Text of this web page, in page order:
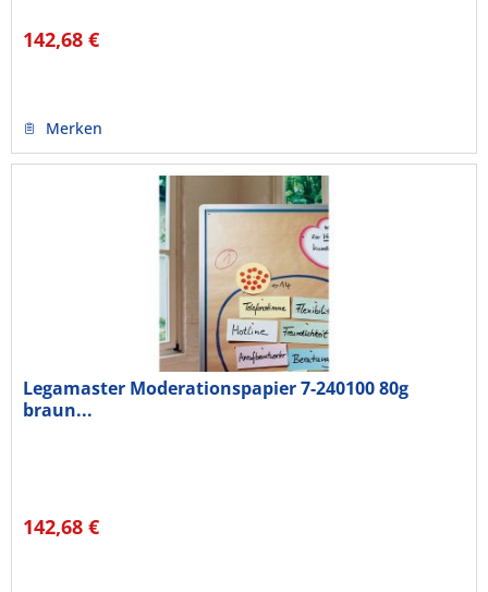
142,68 €
Merken
Legamaster Moderationspapier 7-240100 80g
braun...
142,68 €